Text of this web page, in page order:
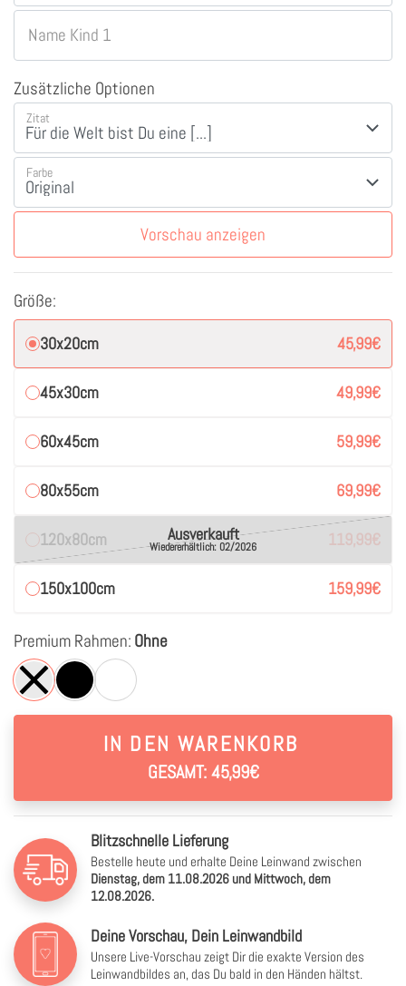
Name Kind 1
Zusätzliche Optionen
Zitat
Farbe
Vorschau anzeigen
Größe:
30x20cm 45,99€
45x30cm 49,99€
60x45cm 59,99€
80x55cm 69,99€
120x80cm Ausverkauft
Wiedererhältlich: 02/2026 119,99€
150x100cm 159,99€
Premium Rahmen: Ohne
IN DEN WARENKORB
GESAMT: 45,99€
Blitzschnelle Lieferung
Bestelle heute und erhalte Deine Leinwand zwischen
Dienstag, dem 11.08.2026 und Mittwoch, dem
12.08.2026.
Deine Vorschau, Dein Leinwandbild
Unsere Live-Vorschau zeigt Dir die exakte Version des
Leinwandbildes an, das Du bald in den Händen hältst.